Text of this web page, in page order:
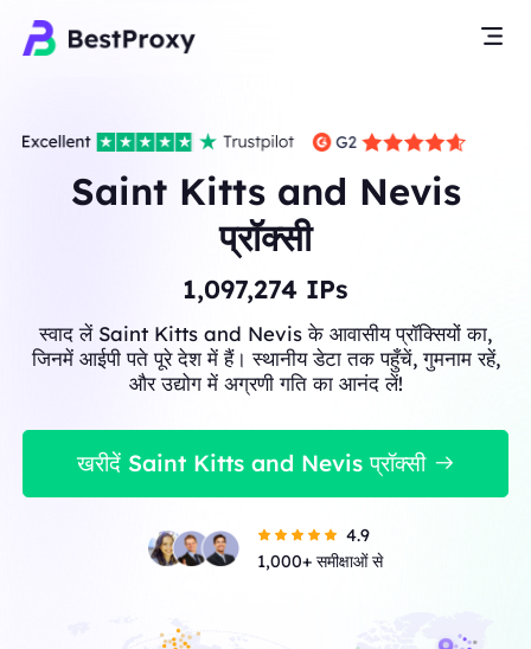
Saint Kitts and Nevis
प्रॉक्सी
1,097,274 IPs
स्वाद लें Saint Kitts and Nevis के आवासीय प्रॉक्सियों का,
जिनमें आईपी पते पूरे देश में हैं। स्थानीय डेटा तक पहुँचें, गुमनाम रहें,
और उद्योग में अग्रणी गति का आनंद लें!
खरीदें Saint Kitts and Nevis प्रॉक्सी
4.9
1,000+ समीक्षाओं से